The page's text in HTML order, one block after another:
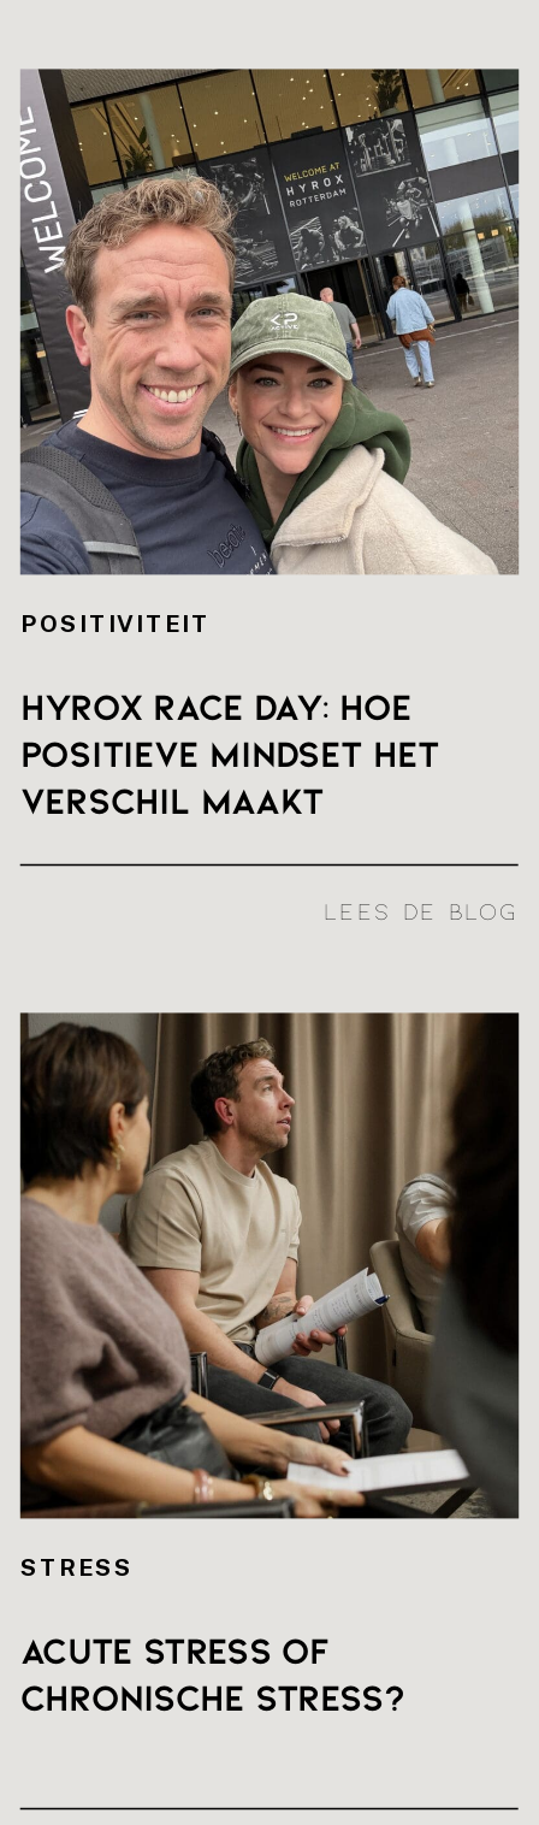
LEES DE BLOG
HYROX RACE DAY: hoe
positieve mindset het
verschil maakt
POSITIVITEIT
Acute stress of
chronische stress?
STRESS